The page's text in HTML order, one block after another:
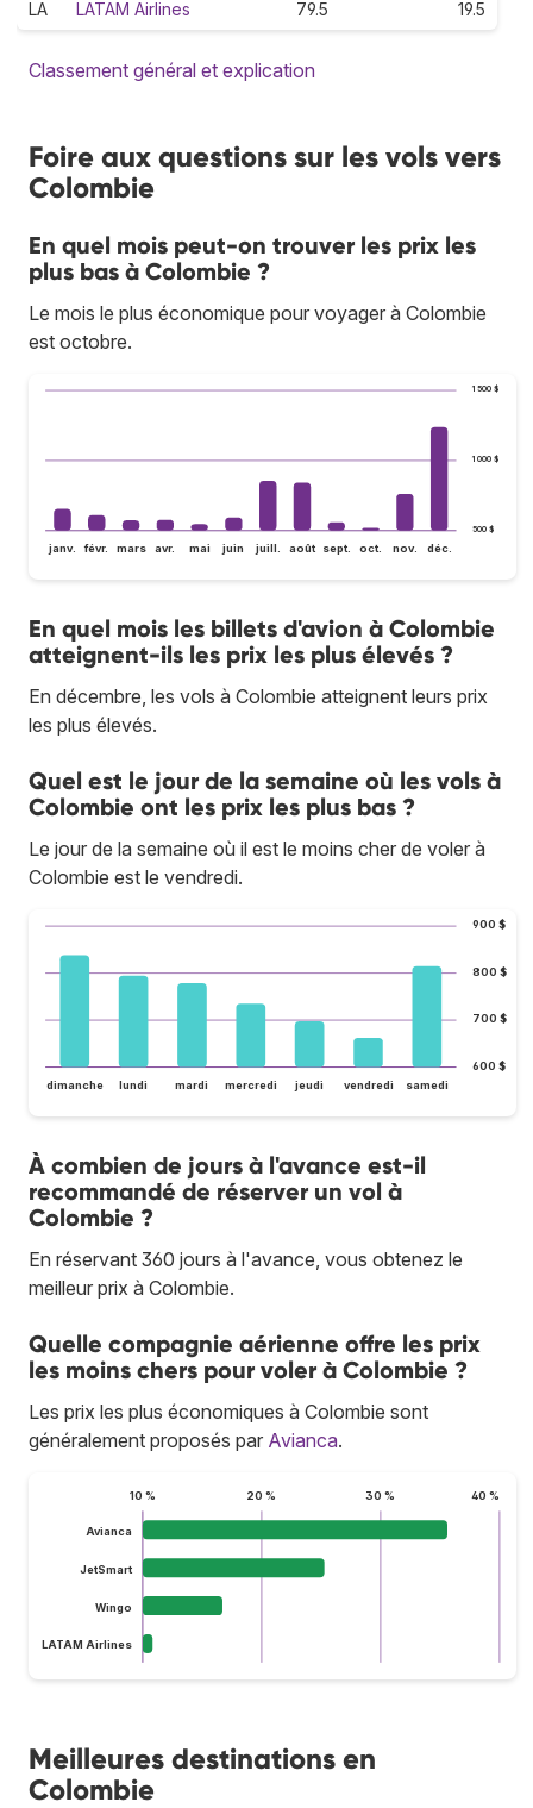
LA LATAM Airlines 79.5 19.5
Classement général et explication
Foire aux questions sur les vols vers
Colombie
En quel mois peut-on trouver les prix les
plus bas à Colombie ?
Le mois le plus économique pour voyager à Colombie
est octobre.
500 $
1 000 $
1 500 $
janv. févr. mars avr. mai juin juill. août sept. oct. nov. déc.
En quel mois les billets d'avion à Colombie
atteignent-ils les prix les plus élevés ?
En décembre, les vols à Colombie atteignent leurs prix
les plus élevés.
Quel est le jour de la semaine où les vols à
Colombie ont les prix les plus bas ?
Le jour de la semaine où il est le moins cher de voler à
Colombie est le vendredi.
600 $
700 $
800 $
900 $
dimanche lundi mardi mercredi jeudi vendredi samedi
À combien de jours à l'avance est-il
recommandé de réserver un vol à
Colombie ?
En réservant 360 jours à l'avance, vous obtenez le
meilleur prix à Colombie.
Quelle compagnie aérienne offre les prix
les moins chers pour voler à Colombie ?
Les prix les plus économiques à Colombie sont
généralement proposés par Avianca.
10 % 20 % 30 % 40 %
Avianca
JetSmart
Wingo
LATAM Airlines
Meilleures destinations en
Colombie